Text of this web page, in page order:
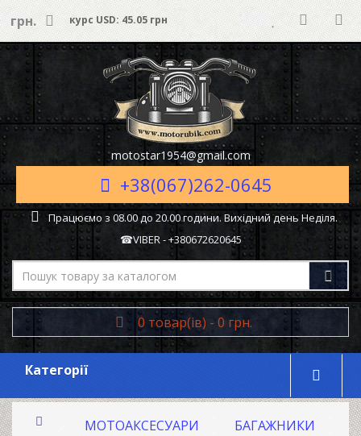
грн. курс USD: 45.05 грн
motostar1954@gmail.com
+38(067)262-0645
Працюємо з 08.00 до 20.00 години. Вихідний день Неділя.
☎VIBER - +380672620645
0 товар(ів) - 0 грн.
Категорії
МОТОАКСЕСУАРИ БАГАЖНИКИ